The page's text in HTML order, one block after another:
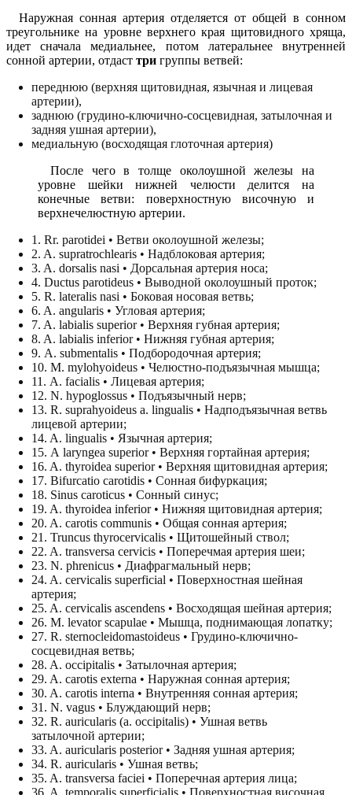
Наружная сонная артерия отделяется от общей в сонном
треугольнике на уровне верхнего края щитовидного хряща,
идет сначала медиальнее, потом латеральнее внутренней
сонной артерии, отдаст три группы ветвей:
переднюю (верхняя щитовидная, язычная и лицевая
артерии),
заднюю (грудино-ключично-сосцевидная, затылочная и
задняя ушная артерии),
медиальную (восходящая глоточная артерия)
После чего в толще околоушной железы на
уровне шейки нижней челюсти делится на
конечные ветви: поверхностную височную и
верхнечелюстную артерии.
1. Rr. parotidei • Ветви околоушной железы;
2. A. supratrochlearis • Надблоковая артерия;
3. A. dorsalis nasi • Дорсальная артерия носа;
4. Ductus parotideus • Выводной околоушный проток;
5. R. lateralis nasi • Боковая носовая ветвь;
6. A. angularis • Угловая артерия;
7. A. labialis superior • Верхняя губная артерия;
8. A. labialis inferior • Нижняя губная артерия;
9. А. submentalis • Подбородочная артерия;
10. М. mylohyoideus • Челюстно-подъязычная мышца;
11. А. facialis • Лицевая артерия;
12. N. hypoglossus • Подъязычный нерв;
13. R. suprahyoideus a. lingualis • Надподъязычная ветвь
лицевой артерии;
14. A. lingualis • Язычная артерия;
15. А laryngea superior • Верхняя гортайная артерия;
16. A. thyroidea superior • Верхняя щитовидная артерия;
17. Bifurcatio carotidis • Сонная бифуркация;
18. Sinus caroticus • Сонный синус;
19. A. thyroidea inferior • Нижняя щитовидная артерия;
20. A. carotis communis • Общая сонная артерия;
21. Truncus thyrocervicalis • Щитошейный ствол;
22. A. transversa cervicis • Поперечмая артерия шеи;
23. N. phrenicus • Диафрагмальный нерв;
24. A. cervicalis superficial • Поверхностная шейная
артерия;
25. A. cervicalis ascendens • Восходящая шейная артерия;
26. М. levator scapulae • Мышца, поднимающая лопатку;
27. R. sternocleidomastoideus • Грудино-ключично-
сосцевидная ветвь;
28. A. occipitalis • Затылочная артерия;
29. A. carotis externa • Наружная сонная артерия;
30. A. carotis interna • Внутренняя сонная артерия;
31. N. vagus • Блуждающий нерв;
32. R. auricularis (a. occipitalis) • Ушная ветвь
затылочной артерии;
33. A. auricularis posterior • Задняя ушная артерия;
34. R. auricularis • Ушная ветвь;
35. A. transversa faciei • Поперечная артерия лица;
36. A. temporalis superficialis • Поверхностная височная